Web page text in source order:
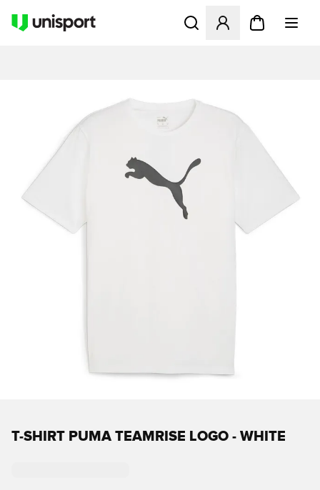
Opent een venster om in
T-SHIRT PUMA TEAMRISE LOGO - WHITE